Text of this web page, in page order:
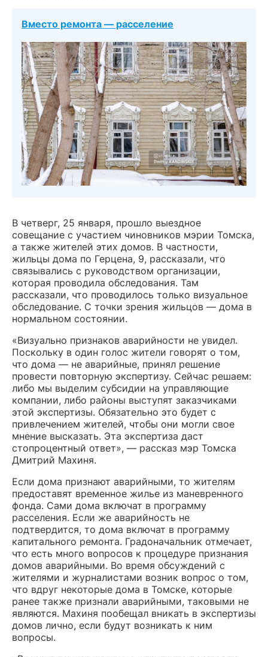
Вместо ремонта — расселение
В четверг, 25 января, прошло выездное
совещание с участием чиновников мэрии Томска,
а также жителей этих домов. В частности,
жильцы дома по Герцена, 9, рассказали, что
связывались с руководством организации,
которая проводила обследования. Там
рассказали, что проводилось только визуальное
обследование. С точки зрения жильцов — дома в
нормальном состоянии.
«Визуально признаков аварийности не увидел.
Поскольку в один голос жители говорят о том,
что дома — не аварийные, принял решение
провести повторную экспертизу. Сейчас решаем:
либо мы выделим субсидии на управляющие
компании, либо районы выступят заказчиками
этой экспертизы. Обязательно это будет с
привлечением жителей, чтобы они могли свое
мнение высказать. Эта экспертиза даст
стопроцентный ответ», — рассказ мэр Томска
Дмитрий Махиня.
Если дома признают аварийными, то жителям
предоставят временное жилье из маневренного
фонда. Сами дома включат в программу
расселения. Если же аварийность не
подтвердится, то дома включат в программу
капитального ремонта. Градоначальник отмечает,
что есть много вопросов к процедуре признания
домов аварийными. Во время обсуждений с
жителями и журналистами возник вопрос о том,
что вдруг некоторые дома в Томске, которые
ранее также признали аварийными, таковыми не
являются. Махиня пообещал вникать в экспертизы
домов лично, если будут возникать к ним
вопросы.